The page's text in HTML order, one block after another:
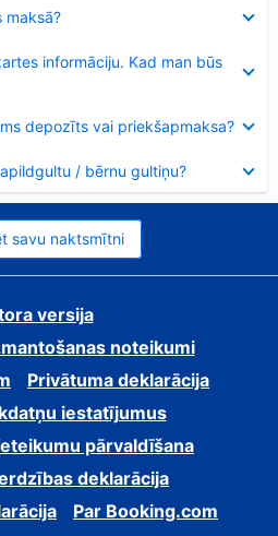
maksā?
informāciju. Kad man būs
depozīts vai priekšapmaksa?
/ bērnu gultiņu?
savu naktsmītni
versija
noteikumi
Privātuma deklarācija
iestatījumus
pārvaldīšana
deklarācija
Par Booking.com